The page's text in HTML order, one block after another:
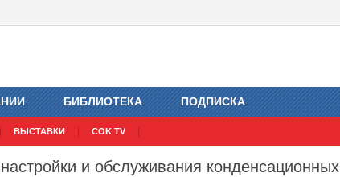
ВЫСТАВКИ COK TV
БИБЛИОТЕКА ПОДПИСКА
и обслуживания конденсационных